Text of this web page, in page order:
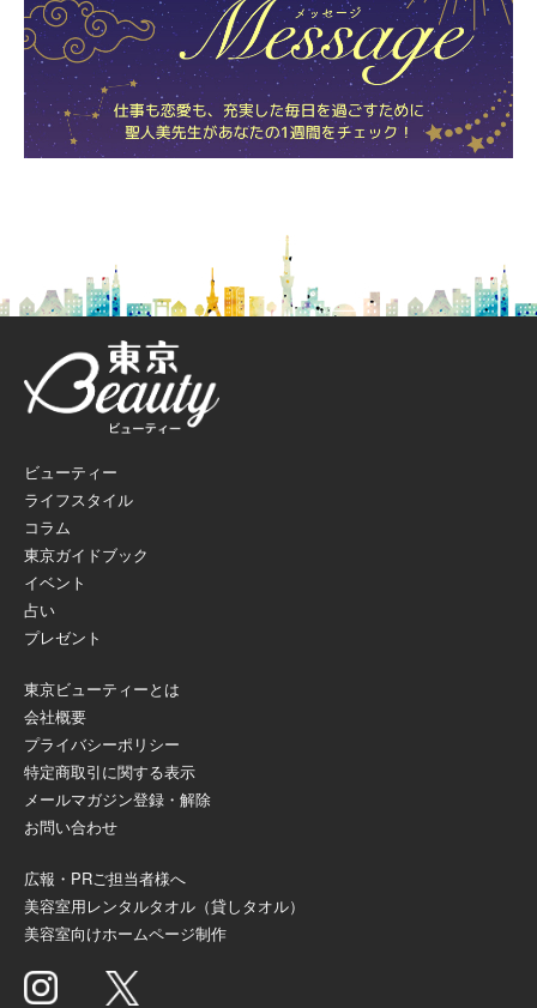
ビューティー
ライフスタイル
コラム
東京ガイドブック
イベント
占い
プレゼント
東京ビューティーとは
会社概要
プライバシーポリシー
特定商取引に関する表示
メールマガジン登録・解除
お問い合わせ
広報・PRご担当者様へ
美容室用レンタルタオル（貸しタオル）
美容室向けホームページ制作